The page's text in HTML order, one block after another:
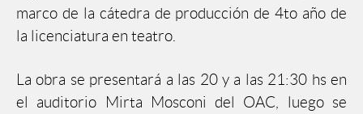
marco de la cátedra de producción de 4to año de
la licenciatura en teatro.
La obra se presentará a las 20 y a las 21:30 hs en
el auditorio Mirta Mosconi del OAC, luego se